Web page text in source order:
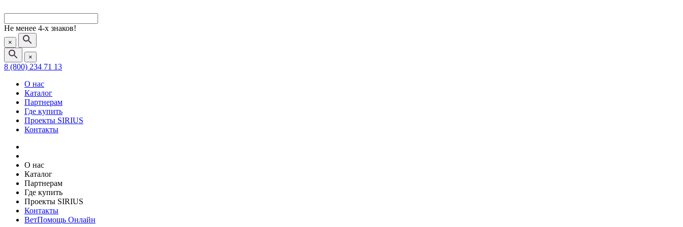
Не менее 4-х знаков!
×
×
8 (800) 234 71 13
О нас
Каталог
Партнерам
Где купить
Проекты SIRIUS
Контакты
О нас
Каталог
Партнерам
Где купить
Проекты SIRIUS
Контакты
ВетПомощь Онлайн